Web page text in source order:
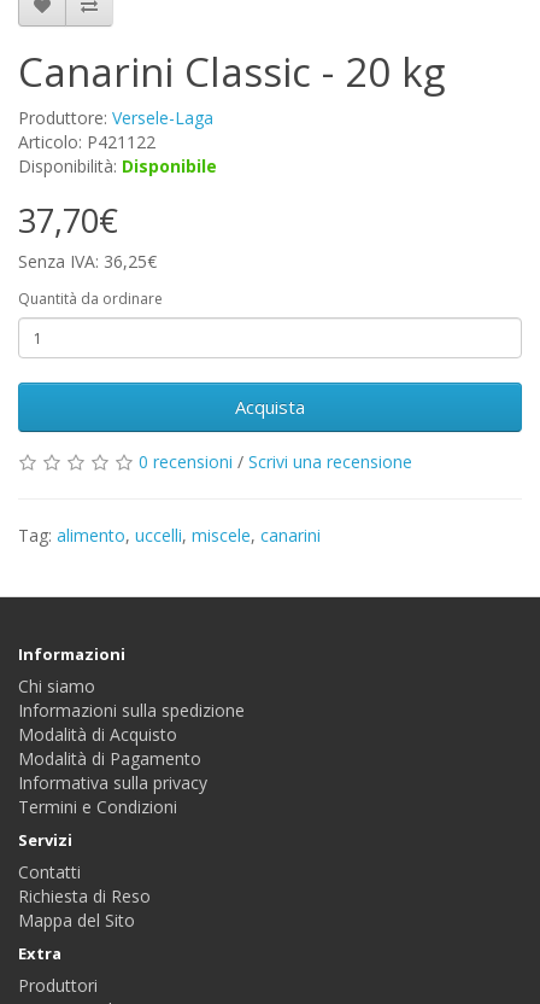
Canarini Classic - 20 kg
Produttore: Versele-Laga
Articolo: P421122
Disponibilità: Disponibile
37,70€
Senza IVA: 36,25€
Quantità da ordinare
Acquista
0 recensioni / Scrivi una recensione
Tag: alimento, uccelli, miscele, canarini
Informazioni
Chi siamo
Informazioni sulla spedizione
Modalità di Acquisto
Modalità di Pagamento
Informativa sulla privacy
Termini e Condizioni
Servizi
Contatti
Richiesta di Reso
Mappa del Sito
Extra
Produttori